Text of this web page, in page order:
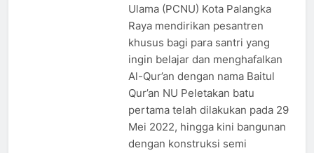
Ulama (PCNU) Kota Palangka
Raya mendirikan pesantren
khusus bagi para santri yang
ingin belajar dan menghafalkan
Al-Qur’an dengan nama Baitul
Qur’an NU Peletakan batu
pertama telah dilakukan pada 29
Mei 2022, hingga kini bangunan
dengan konstruksi semi